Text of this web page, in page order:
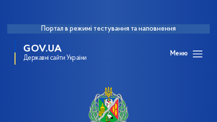
Портал в режимі тестування та наповнення
GOV.UA
Державні сайти України
Меню